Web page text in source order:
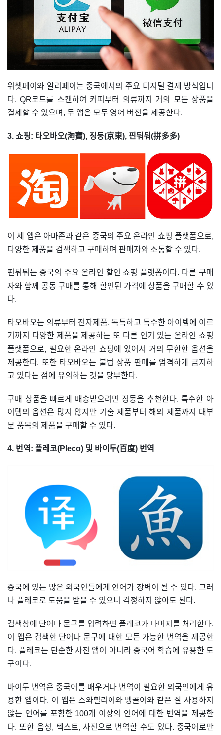
위챗페이와 알리페이는 중국에서의 주요 디지털 결제 방식입니
다. QR코드를 스캔하여 커피부터 의류까지 거의 모든 상품을
결제할 수 있으며, 두 앱은 모두 영어 버전을 제공한다.
3. 쇼핑: 타오바오(淘寶), 징둥(京東), 핀둬둬(拼多多)
이 세 앱은 아마존과 같은 중국의 주요 온라인 쇼핑 플랫폼으로,
다양한 제품을 검색하고 구매하며 판매자와 소통할 수 있다.
핀둬둬는 중국의 주요 온라인 할인 쇼핑 플랫폼이다. 다른 구매
자와 함께 공동 구매를 통해 할인된 가격에 상품을 구매할 수 있
다.
타오바오는 의류부터 전자제품, 독특하고 특수한 아이템에 이르
기까지 다양한 제품을 제공하는 또 다른 인기 있는 온라인 쇼핑
플랫폼으로, 필요한 온라인 쇼핑에 있어서 거의 무한한 옵션을
제공한다. 또한 타오바오는 불법 상품 판매를 엄격하게 금지하
고 있다는 점에 유의하는 것을 당부한다.
구매 상품을 빠르게 배송받으려면 징둥을 추천한다. 특수한 아
이템의 옵션은 많지 않지만 기술 제품부터 해외 제품까지 대부
분 품목의 제품을 구매할 수 있다.
4. 번역: 플레코(Pleco) 및 바이두(百度) 번역
중국에 있는 많은 외국인들에게 언어가 장벽이 될 수 있다. 그러
나 플레코로 도움을 받을 수 있으니 걱정하지 않아도 된다.
검색창에 단어나 문구를 입력하면 플레코가 나머지를 처리한다.
이 앱은 검색한 단어나 문구에 대한 모든 가능한 번역을 제공한
다. 플레코는 단순한 사전 앱이 아니라 중국어 학습에 유용한 도
구이다.
바이두 번역은 중국어를 배우거나 번역이 필요한 외국인에게 유
용한 앱이다. 이 앱은 스와힐리어와 벵골어와 같은 잘 사용하지
않는 언어를 포함한 100개 이상의 언어에 대한 번역을 제공한
다. 또한 음성, 텍스트, 사진으로 번역할 수도 있다. 중국어로만